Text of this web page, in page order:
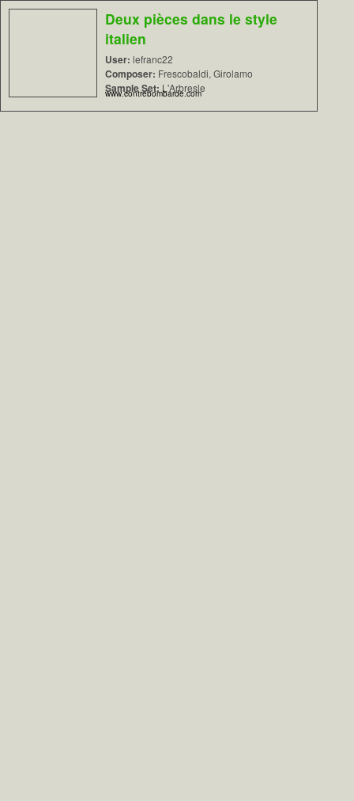
Deux pièces dans le style
italien
User: lefranc22
Composer: Frescobaldi, Girolamo
Sample Set: L'Arbresle
www.contrebombarde.com